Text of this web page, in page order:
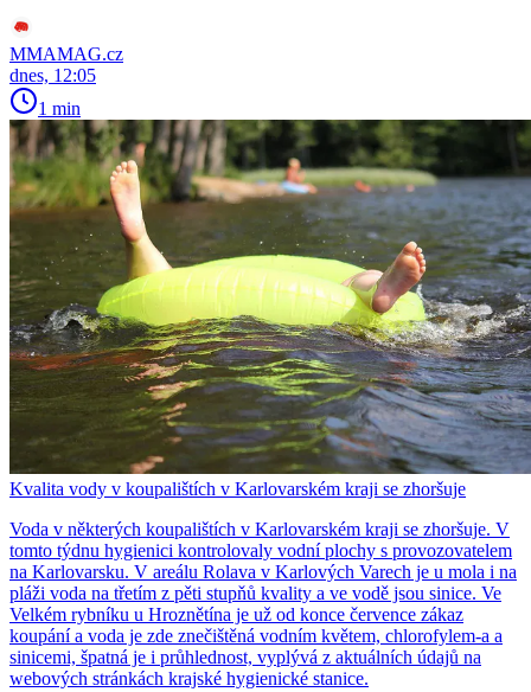
MMAMAG.cz
dnes, 12:05
1 min
Kvalita vody v koupalištích v Karlovarském kraji se zhoršuje
Voda v některých koupalištích v Karlovarském kraji se zhoršuje. V
tomto týdnu hygienici kontrolovaly vodní plochy s provozovatelem
na Karlovarsku. V areálu Rolava v Karlových Varech je u mola i na
pláži voda na třetím z pěti stupňů kvality a ve vodě jsou sinice. Ve
Velkém rybníku u Hroznětína je už od konce července zákaz
koupání a voda je zde znečištěná vodním květem, chlorofylem-a a
sinicemi, špatná je i průhlednost, vyplývá z aktuálních údajů na
webových stránkách krajské hygienické stanice.